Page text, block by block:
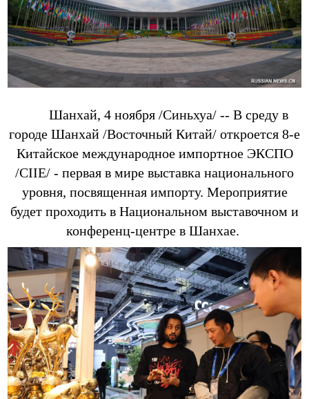
Шанхай, 4 ноября /Синьхуа/ -- В среду в
городе Шанхай /Восточный Китай/ откроется 8-е
Китайское международное импортное ЭКСПО
/CIIE/ - первая в мире выставка национального
уровня, посвященная импорту. Мероприятие
будет проходить в Национальном выставочном и
конференц-центре в Шанхае.